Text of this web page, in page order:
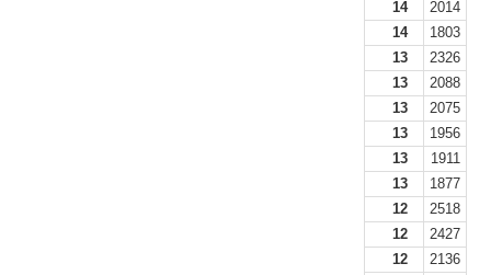
14
2014
14
1803
13
2326
13
2088
13
2075
13
1956
13
1911
13
1877
12
2518
12
2427
12
2136